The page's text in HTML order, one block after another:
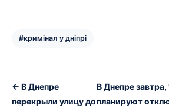
#кримінал у дніпрі
← В Днепре
перекрыли улицу до
В Днепре завтра,
планируют